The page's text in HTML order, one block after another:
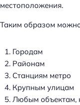
местоположения.
Таким образом
Городам
Районам
Станциям метро
Крупным улицам
Любым объектам,